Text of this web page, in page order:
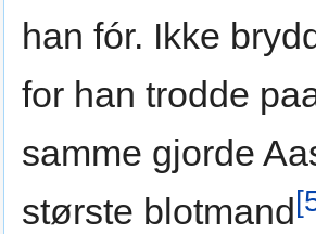
han fór. Ikke
for han trodde
samme gjorde
største blotmand